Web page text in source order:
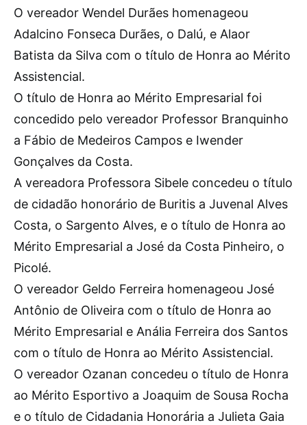
O vereador Wendel Durães homenageou
Adalcino Fonseca Durães, o Dalú, e Alaor
Batista da Silva com o título de Honra ao Mérito
Assistencial.
O título de Honra ao Mérito Empresarial foi
concedido pelo vereador Professor Branquinho
a Fábio de Medeiros Campos e Iwender
Gonçalves da Costa.
A vereadora Professora Sibele concedeu o título
de cidadão honorário de Buritis a Juvenal Alves
Costa, o Sargento Alves, e o título de Honra ao
Mérito Empresarial a José da Costa Pinheiro, o
Picolé.
O vereador Geldo Ferreira homenageou José
Antônio de Oliveira com o título de Honra ao
Mérito Empresarial e Anália Ferreira dos Santos
com o título de Honra ao Mérito Assistencial.
O vereador Ozanan concedeu o título de Honra
ao Mérito Esportivo a Joaquim de Sousa Rocha
e o título de Cidadania Honorária a Julieta Gaia